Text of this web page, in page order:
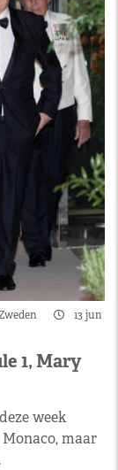
13 jun
1, Mary
week
maar